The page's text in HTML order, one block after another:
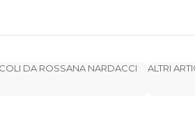
DA ROSSANA NARDACCI ALTRI